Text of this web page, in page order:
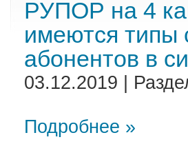
РУПОР на 4
имеются типы
абонентов в
03.12.2019 |
Подробнее »